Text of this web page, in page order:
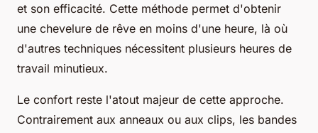
et son efficacité. Cette méthode permet d'obtenir
une chevelure de rêve en moins d'une heure, là où
d'autres techniques nécessitent plusieurs heures de
travail minutieux.
Le confort reste l'atout majeur de cette approche.
Contrairement aux anneaux ou aux clips, les bandes